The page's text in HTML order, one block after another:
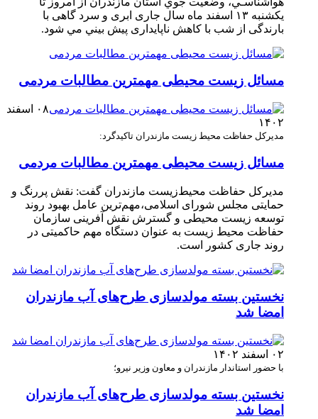
یکشنبه ۱۳ اسفند ماه سال جاری ابری و سرد گاهی با
بارندگی از شب با کاهش ناپایداری پيش ‏بيني مي‏ شود.
مسائل زیست محیطی مهمترین مطالبات مردمی
۰۸ اسفند
۱۴۰۲
مدیرکل حفاظت محیط زیست مازندران تاکید‌گرد:
مسائل زیست محیطی مهمترین مطالبات مردمی
مدیرکل حفاظت محیط‌زیست مازندران گفت: نقش پررنگ و
حمایتی مجلس شورای اسلامی،مهم‌ترین عامل بهبود روند
توسعه زیست محیطی و گسترش نقش آفرینی سازمان
حفاظت محیط زیست به عنوان دستگاه مهم حاکمیتی در
روند جاری کشور است.
نخستین بسته مولدسازی طرح‌های آب مازندران
امضا شد
۰۲ اسفند ۱۴۰۲
با حضور استاندار مازندران و معاون وزیر نیرو؛
نخستین بسته مولدسازی طرح‌های آب مازندران
امضا شد